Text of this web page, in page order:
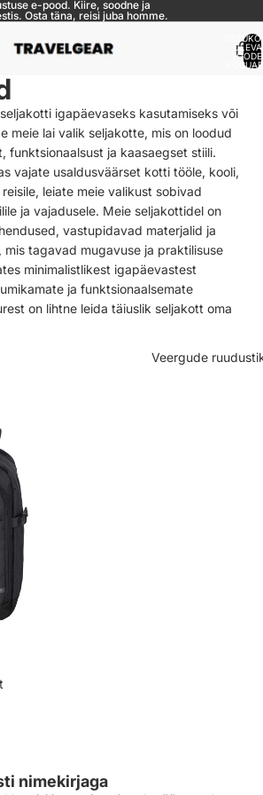
e-pood. Kiire, soodne ja
Osta täna, reisi juba homme.
igapäevaseks kasutamiseks või
meie lai valik seljakotte, mis on loodud
funktsionaalsust ja kaasaegset stiili.
vajate usaldusväärset kotti tööle, kooli,
leiate meie valikust sobivad
ja vajadusele. Meie seljakottidel on
vastupidavad materjalid ja
mis tagavad mugavuse ja praktilisuse
minimalistlikest igapäevastest
ja funktsionaalsemate
on lihtne leida täiuslik seljakott oma
Veergude
nimekirjaga